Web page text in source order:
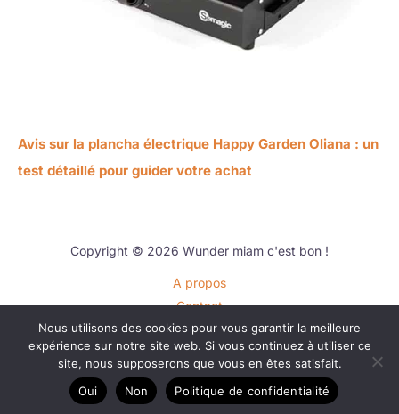
Avis sur la plancha électrique Happy Garden Oliana : un
test détaillé pour guider votre achat
Copyright © 2026 Wunder miam c'est bon !
A propos
Contact
Plan du site
Mentions légales
Politique de confidentialité
Nous utilisons des cookies pour vous garantir la meilleure
expérience sur notre site web. Si vous continuez à utiliser ce
site, nous supposerons que vous en êtes satisfait.
Oui
Non Politique de confidentialité